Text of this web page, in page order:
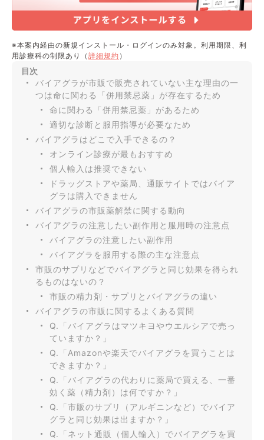
※本案内経由の新規インストール・ログインのみ対象。利用期限、利
用診療科の制限あり（ 詳細規約 ）
目次
バイアグラが市販で販売されていない主な理由の一
つは命に関わる「併用禁忌薬」が存在するため
命に関わる「併用禁忌薬」があるため
適切な診断と服用指導が必要なため
バイアグラはどこで入手できるの？
オンライン診療が最もおすすめ
個人輸入は推奨できない
ドラッグストアや薬局、通販サイトではバイア
グラは購入できません
バイアグラの市販薬解禁に関する動向
バイアグラの注意したい副作用と服用時の注意点
バイアグラの注意したい副作用
バイアグラを服用する際の主な注意点
市販のサプリなどでバイアグラと同じ効果を得られ
るものはないの？
市販の精力剤・サプリとバイアグラの違い
バイアグラの市販に関するよくある質問
Q.「バイアグラはマツキヨやウエルシアで売っ
ていますか？」
Q.「Amazonや楽天でバイアグラを買うことは
できますか？」
Q.「バイアグラの代わりに薬局で買える、一番
効く薬（精力剤）は何ですか？」
Q.「市販のサプリ（アルギニンなど）でバイア
グラと同じ効果は出ますか？」
Q.「ネット通販（個人輸入）でバイアグラを買